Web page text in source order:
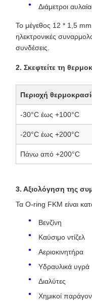
Διάμετροι
Το μέγεθος 12 * 1,5 mm
ηλεκτρονικές
συνδέσεις.
2. Σκεφτείτε τη
Περιοχή
-30°C έως +100°C
-20°C έως +200°C
Πάνω από +200°C
3. Αξιολόγηση της
Τα O-ring FKM είναι
Βενζίνη
Καύσιμο ντίζελ
Αεριοκινητήρα
Υδραυλικά υγρά
Διαλύτες
Χημικοί